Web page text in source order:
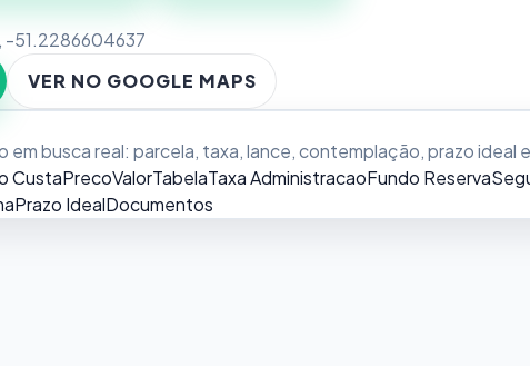
, -51.2286604637
VER NO GOOGLE MAPS
busca real: parcela, taxa, lance, contemplação, prazo ideal
CustaPrecoValorTabelaTaxa AdministracaoFundo Reserva
Prazo IdealDocumentos